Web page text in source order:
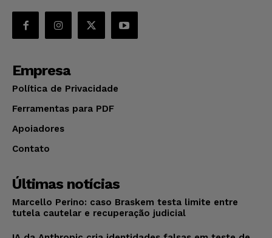
Empresa
Política de Privacidade
Ferramentas para PDF
Apoiadores
Contato
Últimas notícias
Marcello Perino: caso Braskem testa limite entre
tutela cautelar e recuperação judicial